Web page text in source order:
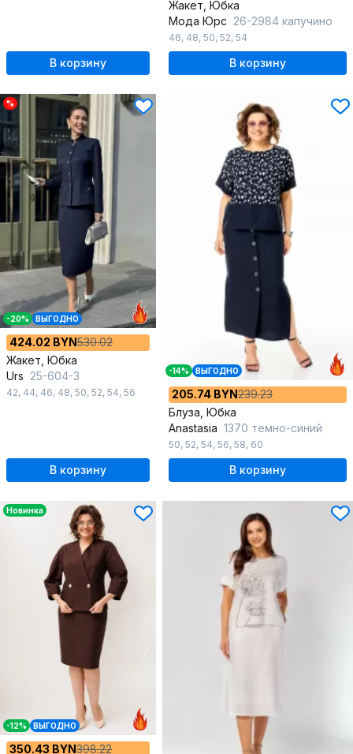
В корзину
Жакет, Юбка
Мода Юрс 26-2984 капучино
46, 48, 50, 52, 54
В корзину
%
-20% ВЫГОДНО
424.02 BYN530.02
Жакет, Юбка
Urs 25-604-3
42, 44, 46, 48, 50, 52, 54, 56
В корзину
-14% ВЫГОДНО
205.74 BYN239.23
Блуза, Юбка
Anastasia 1370 темно-синий
50, 52, 54, 56, 58, 60
В корзину
Новинка
-12% ВЫГОДНО
350.43 BYN398.22